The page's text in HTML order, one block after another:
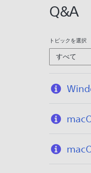
Q&A
トピックを選択
すべて